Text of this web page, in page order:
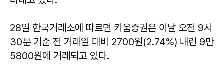
28일 한국거래소에 따르면 키움증권은 이날 오전 9시
30분 기준 전 거래일 대비 2700원(2.74%) 내린 9만
5800원에 거래되고 있다.